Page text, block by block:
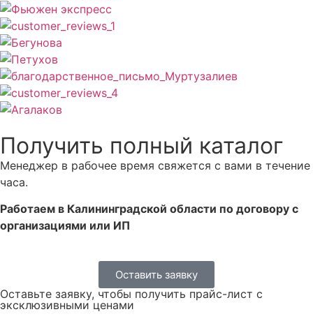
Получить полный каталог
Менеджер в рабочее время свяжется с вами в течение
часа.
Работаем в Калининградской области по договору с
организациями или ИП
Оставить заявку
Оставьте заявку, чтобы получить прайс-лист с
эксклюзивными ценами